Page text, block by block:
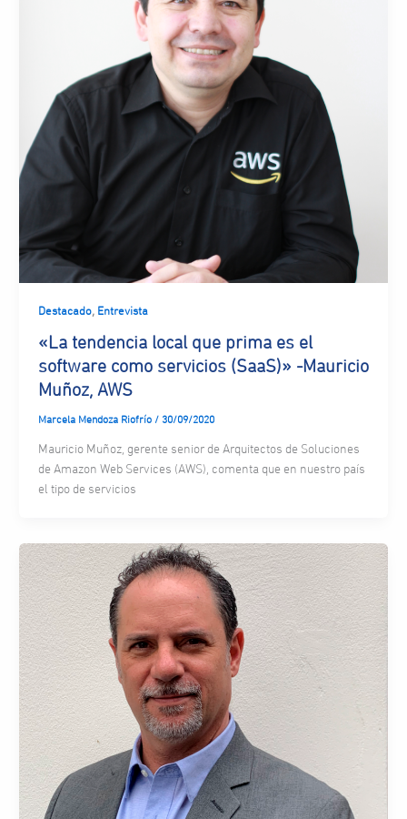
Destacado, Entrevista
«La tendencia local que prima es el
software como servicios (SaaS)» -Mauricio
Muñoz, AWS
Marcela Mendoza Riofrío / 30/09/2020
Mauricio Muñoz, gerente senior de Arquitectos de Soluciones
de Amazon Web Services (AWS), comenta que en nuestro país
el tipo de servicios